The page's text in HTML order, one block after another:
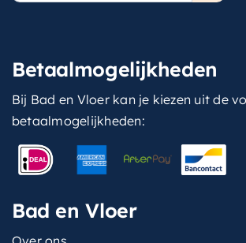
Betaalmogelijkheden
Bij Bad en Vloer kan je kiezen uit de
betaalmogelijkheden:
Bad en Vloer